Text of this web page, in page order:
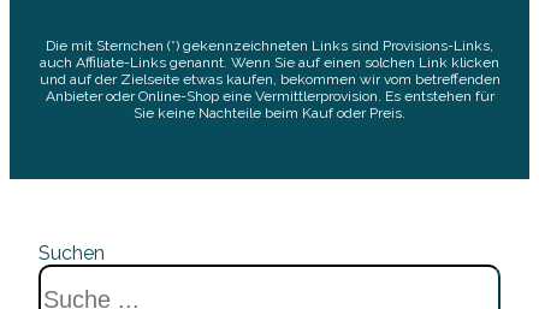
Die mit Sternchen (*) gekennzeichneten Links sind Provisions-Links,
auch Affiliate-Links genannt. Wenn Sie auf einen solchen Link klicken
und auf der Zielseite etwas kaufen, bekommen wir vom betreffenden
Anbieter oder Online-Shop eine Vermittlerprovision. Es entstehen für
Sie keine Nachteile beim Kauf oder Preis.
Suchen